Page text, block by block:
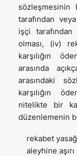
sözleşmesinin
tarafından
işçi
olması, (iv)
karşılığın
arasında
arasındaki
karşılığın
nitelikte bir
düzenlemenin
rekabet
aleyhine